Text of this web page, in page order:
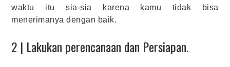
waktu itu sia-sia karena kamu tidak bisa
menerimanya dengan baik.
2 | Lakukan perencanaan dan Persiapan.